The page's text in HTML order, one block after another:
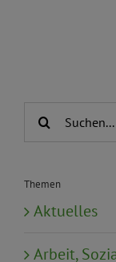
Suche
Themen
Aktuelles
Arbeit,